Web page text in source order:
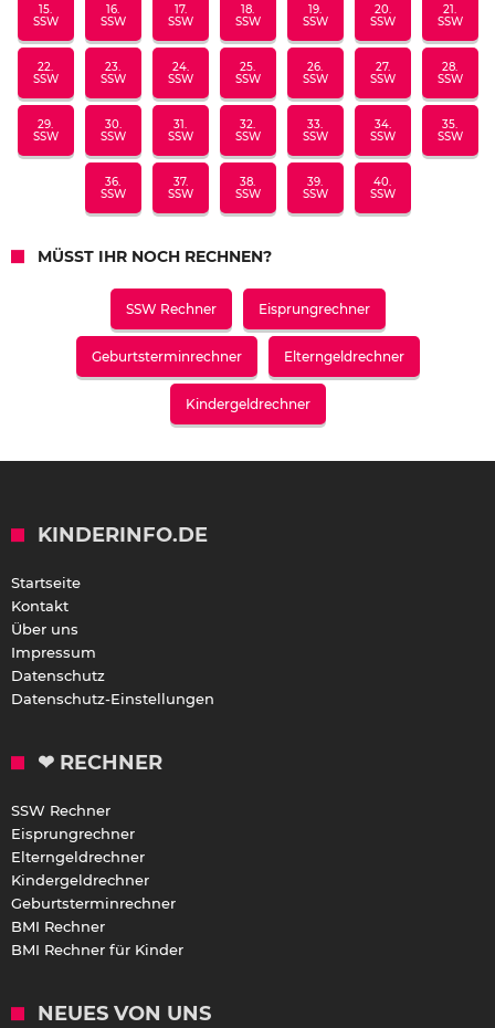
15.
SSW
16.
SSW
17.
SSW
18.
SSW
19.
SSW
20.
SSW
21.
SSW
22.
SSW
23.
SSW
24.
SSW
25.
SSW
26.
SSW
27.
SSW
28.
SSW
29.
SSW
30.
SSW
31.
SSW
32.
SSW
33.
SSW
34.
SSW
35.
SSW
36.
SSW
37.
SSW
38.
SSW
39.
SSW
40.
SSW
MÜSST IHR NOCH RECHNEN?
SSW Rechner Eisprungrechner
Geburtsterminrechner Elterngeldrechner
Kindergeldrechner
KINDERINFO.DE
Startseite
Kontakt
Über uns
Impressum
Datenschutz
Datenschutz-Einstellungen
❤ RECHNER
SSW Rechner
Eisprungrechner
Elterngeldrechner
Kindergeldrechner
Geburtsterminrechner
BMI Rechner
BMI Rechner für Kinder
NEUES VON UNS